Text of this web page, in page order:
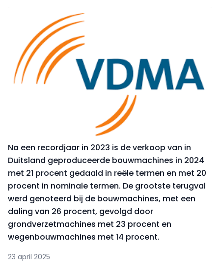
Na een recordjaar in 2023 is de verkoop van in
Duitsland geproduceerde bouwmachines in 2024
met 21 procent gedaald in reële termen en met 20
procent in nominale termen. De grootste terugval
werd genoteerd bij de bouwmachines, met een
daling van 26 procent, gevolgd door
grondverzetmachines met 23 procent en
wegenbouwmachines met 14 procent.
23 april 2025